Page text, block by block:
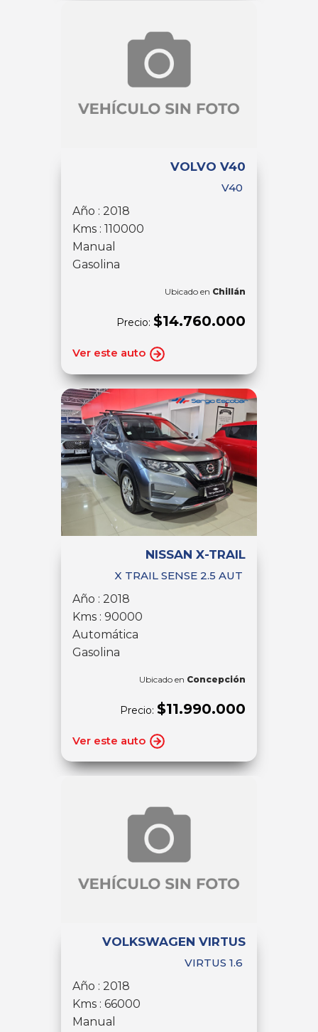
VOLVO V40
V40
Año : 2018
Kms : 110000
Manual
Gasolina
Ubicado en Chillán
Precio: $14.760.000
Ver este auto
NISSAN X-TRAIL
X TRAIL SENSE 2.5 AUT
Año : 2018
Kms : 90000
Automática
Gasolina
Ubicado en Concepción
Precio: $11.990.000
Ver este auto
VOLKSWAGEN VIRTUS
VIRTUS 1.6
Año : 2018
Kms : 66000
Manual